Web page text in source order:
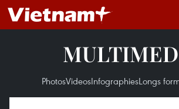
PhotosVideosInfographiesLongs